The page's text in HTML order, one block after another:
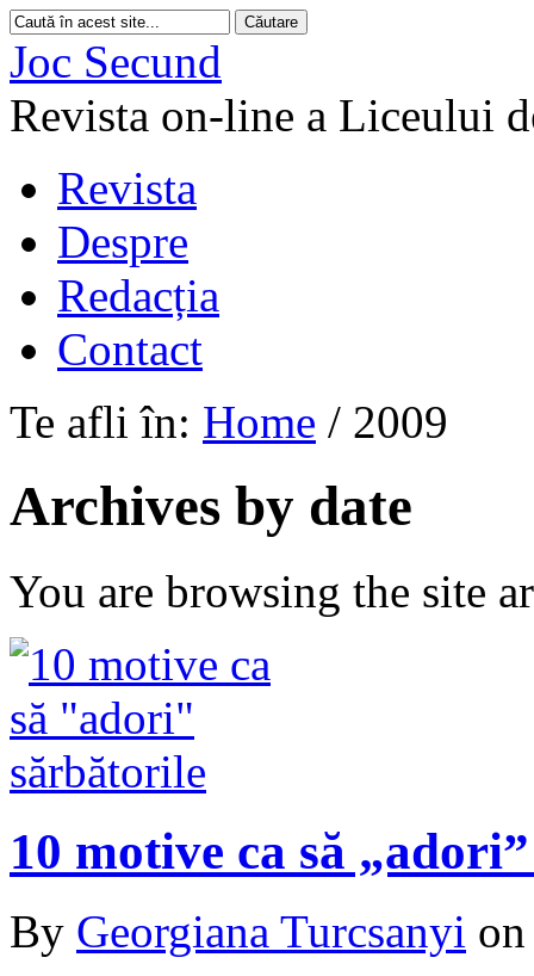
Joc Secund
Revista on-line a Liceului
Revista
Despre
Redacția
Contact
Te afli în: Home / 2009
Archives by date
You are browsing the site
10 motive ca să
By Georgiana Turcsanyi